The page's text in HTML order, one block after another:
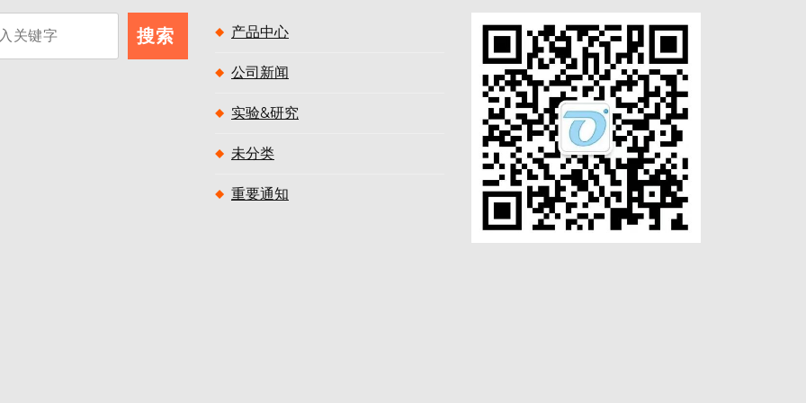
搜索 产品中心
公司新闻
实验&研究
未分类
重要通知